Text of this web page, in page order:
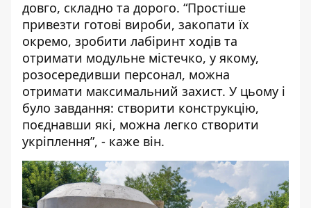
довго, складно та дорого. “Простіше
привезти готові вироби, закопати їх
окремо, зробити лабіринт ходів та
отримати модульне містечко, у якому,
розосередивши персонал, можна
отримати максимальний захист. У цьому і
було завдання: створити конструкцію,
поєднавши які, можна легко створити
укріплення”, - каже він.